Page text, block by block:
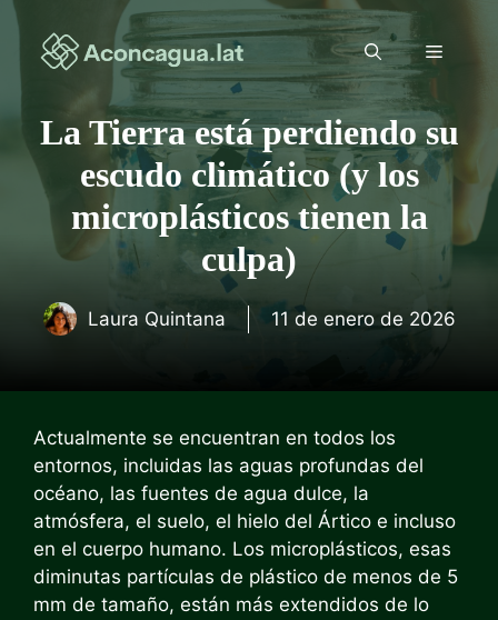
Saltar
contenido
Menú
La Tierra está perdiendo su
escudo climático (y los
microplásticos tienen la
culpa)
Laura Quintana 11 de enero de 2026
Actualmente se encuentran en todos los
entornos, incluidas las aguas profundas del
océano, las fuentes de agua dulce, la
atmósfera, el suelo, el hielo del Ártico e incluso
en el cuerpo humano. Los microplásticos, esas
diminutas partículas de plástico de menos de 5
mm de tamaño, están más extendidos de lo